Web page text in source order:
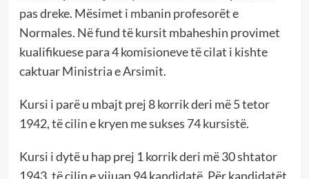
pas dreke. Mësimet i mbanin profesorët e
Normales. Në fund të kursit mbaheshin provimet
kualifikuese para 4 komisioneve të cilat i kishte
caktuar Ministria e Arsimit.
Kursi i parë u mbajt prej 8 korrik deri më 5 tetor
1942, të cilin e kryen me sukses 74 kursistë.
Kursi i dytë u hap prej 1 korrik deri më 30 shtator
1943, të cilin e vijuan 94 kandidatë. Për kandidatët